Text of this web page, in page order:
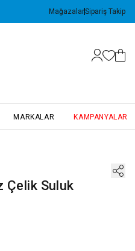
MağazalarSipariş Takip
MARKALAR KAMPANYALAR
Çelik Suluk